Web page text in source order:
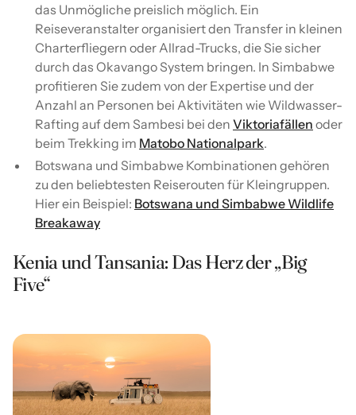
das Unmögliche preislich möglich. Ein
Reiseveranstalter organisiert den Transfer in kleinen
Charterfliegern oder Allrad-Trucks, die Sie sicher
durch das Okavango System bringen. In Simbabwe
profitieren Sie zudem von der Expertise und der
Anzahl an Personen bei Aktivitäten wie Wildwasser-
Rafting auf dem Sambesi bei den Viktoriafällen oder
beim Trekking im Matobo Nationalpark.
Botswana und Simbabwe Kombinationen gehören
zu den beliebtesten Reiserouten für Kleingruppen.
Hier ein Beispiel: Botswana und Simbabwe Wildlife
Breakaway
Kenia und Tansania: Das Herz der „Big
Five“